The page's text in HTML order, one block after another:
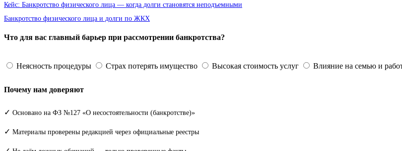
Кейс: Банкротство физического лица — когда долги становятся неподъемными
Банкротство физического лица и долги по ЖКХ
Что для вас главный барьер при рассмотрении банкротства?
Неясность процедуры Страх потерять имущество Высокая стоимость услуг Влияние на семью и
Почему нам доверяют
✓ Основано на ФЗ №127 «О несостоятельности (банкротстве)»
✓ Материалы проверены редакцией через официальные реестры